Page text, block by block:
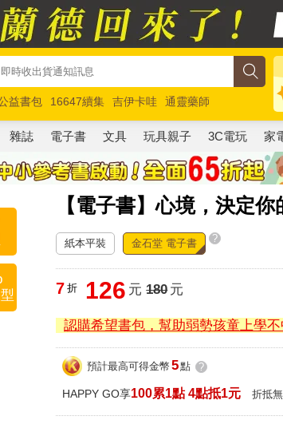
益書包 16647續集 吉伊卡哇
通靈藥師
斯克 玩具總動員5 超慢跑
雜誌 電子書 文具 玩具親子 3C電玩 家
【電子書】心境，決定
紙本平裝 金石堂 電子書 ?
7 折 126 元 180元
認購希望書包，幫助弱勢孩童上學不
預計最高可得金幣 5點 ?
HAPPY GO享100累1點 4點抵1元 折抵